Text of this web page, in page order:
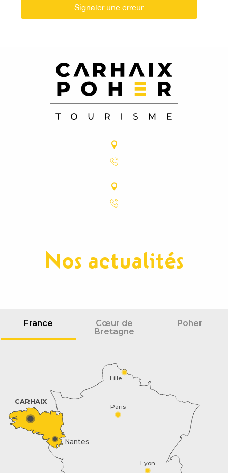
Signaler une erreur
Nos actualités
France
Cœur de
Bretagne
Poher
Paris
Lyon
Lille
Nantes
CARHAIX